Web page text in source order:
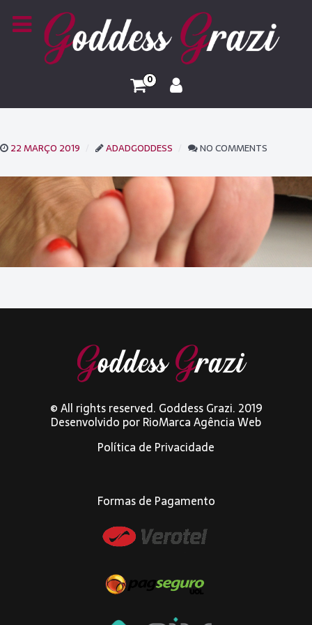
0
22 MARÇO 2019 ADADGODDESS NO COMMENTS
© All rights reserved. Goddess Grazi. 2019
Desenvolvido porRioMarca Agência Web
Política de Privacidade
Formas de Pagamento